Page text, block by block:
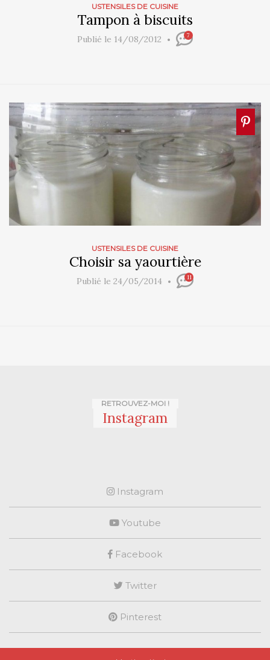
USTENSILES DE CUISINE
Tampon à biscuits
Publié le 14/08/2012 7
USTENSILES DE CUISINE
Choisir sa yaourtière
Publié le 24/05/2014 11
RETROUVEZ-MOI !
Instagram
Instagram
Youtube
Facebook
Twitter
Pinterest